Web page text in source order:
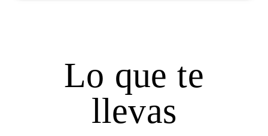
Lo que te
llevas